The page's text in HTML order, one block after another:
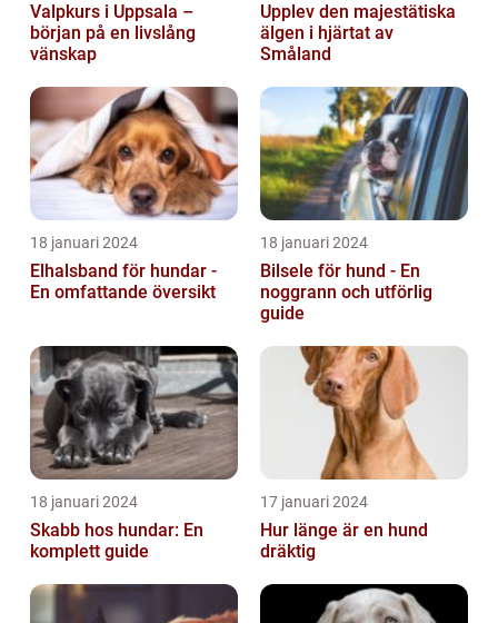
Valpkurs i Uppsala –
början på en livslång
vänskap
Upplev den majestätiska
älgen i hjärtat av
Småland
18 januari 2024
Elhalsband för hundar -
En omfattande översikt
18 januari 2024
Bilsele för hund - En
noggrann och utförlig
guide
18 januari 2024
Skabb hos hundar: En
komplett guide
17 januari 2024
Hur länge är en hund
dräktig